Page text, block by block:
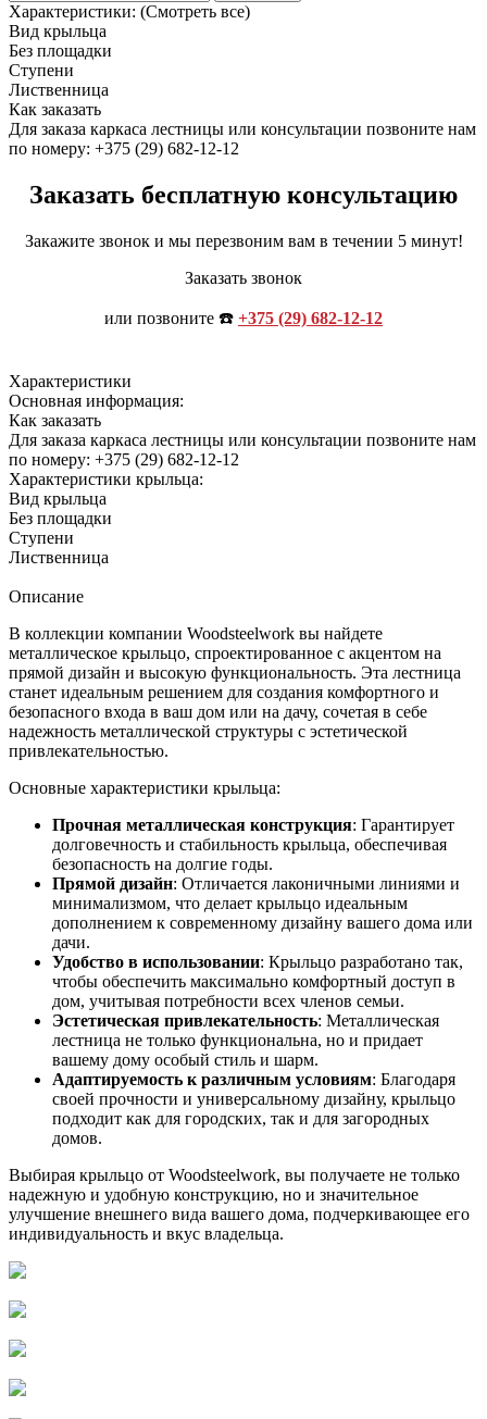
Характеристики: (Смотреть все)
Вид крыльца
Без площадки
Ступени
Лиственница
Как заказать
Для заказа каркаса лестницы или консультации позвоните нам
по номеру: +375 (29) 682-12-12
Заказать бесплатную консультацию
Закажите звонок и мы перезвоним вам в течении 5 минут!
Заказать звонок
или позвоните ☎️ +375 (29) 682-12-12
Характеристики
Основная информация:
Как заказать
Для заказа каркаса лестницы или консультации позвоните нам
по номеру: +375 (29) 682-12-12
Характеристики крыльца:
Вид крыльца
Без площадки
Ступени
Лиственница
Описание
В коллекции компании Woodsteelwork вы найдете
металлическое крыльцо, спроектированное с акцентом на
прямой дизайн и высокую функциональность. Эта лестница
станет идеальным решением для создания комфортного и
безопасного входа в ваш дом или на дачу, сочетая в себе
надежность металлической структуры с эстетической
привлекательностью.
Основные характеристики крыльца:
Прочная металлическая конструкция: Гарантирует
долговечность и стабильность крыльца, обеспечивая
безопасность на долгие годы.
Прямой дизайн: Отличается лаконичными линиями и
минимализмом, что делает крыльцо идеальным
дополнением к современному дизайну вашего дома или
дачи.
Удобство в использовании: Крыльцо разработано так,
чтобы обеспечить максимально комфортный доступ в
дом, учитывая потребности всех членов семьи.
Эстетическая привлекательность: Металлическая
лестница не только функциональна, но и придает
вашему дому особый стиль и шарм.
Адаптируемость к различным условиям: Благодаря
своей прочности и универсальному дизайну, крыльцо
подходит как для городских, так и для загородных
домов.
Выбирая крыльцо от Woodsteelwork, вы получаете не только
надежную и удобную конструкцию, но и значительное
улучшение внешнего вида вашего дома, подчеркивающее его
индивидуальность и вкус владельца.